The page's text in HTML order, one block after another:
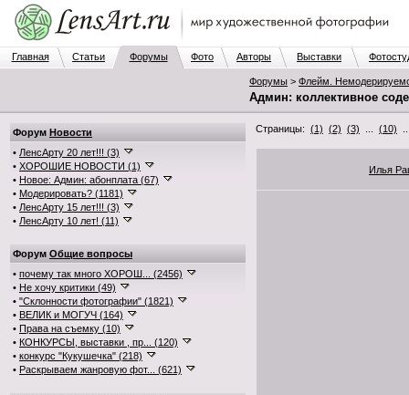
Главная Статьи Форумы Фото Авторы Выставки
Форумы > Флейм.
Админ: коллективное
Форум Новости
• ЛенсАрту 20 лет!!! (3)
• ХОРОШИЕ НОВОСТИ (1)
• Новое: Админ: абонплата (67)
• Модерировать? (1181)
• ЛенсАрту 15 лет!!! (3)
• ЛенсАрту 10 лет! (11)
Форум Общие вопросы
• почему так много ХОРОШ... (2456)
• Не хочу критики (49)
• "Склонности фотографии" (1821)
• ВЕЛИК и МОГУЧ (164)
• Права на съемку (10)
• КОНКУРСЫ, выставки , пр... (120)
• конкурс "Кукушечка" (218)
• Раскрываем жанровую фот... (621)
Страницы: (1) (2) (3) (10)
Илья